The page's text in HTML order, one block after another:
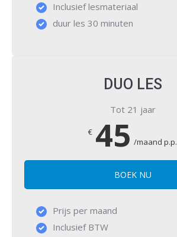
Inclusief lesmateriaal
duur les 30 minuten
DUO LES
Tot 21 jaar
€ 45 /maand p.p.
BOEK NU
Prijs per maand
Inclusief BTW